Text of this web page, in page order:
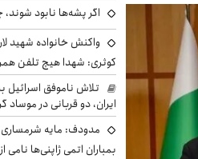
اگر پشه‌ها نابود
واکنش خانواده شهید
کوثری: شهدا هیچ تلفن
تلاش ناموفق اسرائیل
ایران، دو قربانی در موساد
مدودف: مایه
بمباران اتمی ژاپنی‌ها نامی